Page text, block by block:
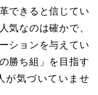
できると信じてい
気なのは確かで、
ションを与えてい
勝ち組」を目指す
が気づいていませ